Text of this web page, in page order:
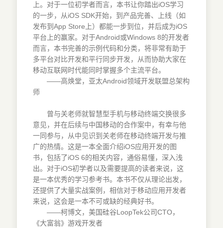
上。对于一位初学者而言，本书让你踏出iOS学习
的一步，从iOS SDK开始，到产品完善、上线（如
发布到App Store上）都能一步到位，并后成为iOS
平台上的赢家。对于Android或Windows 8的开发者
而言，本书完善的示例代码和分类，将非常有助于
多平台对比开发和平行同步开发，从而协助大家在
移动互联网时代能同时掌握多个主流平台。
——高焕堂，亚太Android领域开发联盟总架构
师
曾与关老师就智慧型手机与移动终端交换很多
意见，并在后续与中国移动的合作案中，有幸与他
一同参与，从中见识到关老师在移动终端开发与推
广的热情。这是一本全面介绍iOS应用开发的图
书，包括了iOS 6的相关内容，通俗易懂，深入浅
出。对于iOS初学者以及需要提高的读者来说，这
是一本优秀的学习参考书。本书不仅从理论出发，
还提供了大量实战案例，相信对于移动应用开发者
来说，这会是一本不可或缺的经典好书。
——柯博文，美国硅谷LoopTek公司CTO，
《大富翁》游戏开发者